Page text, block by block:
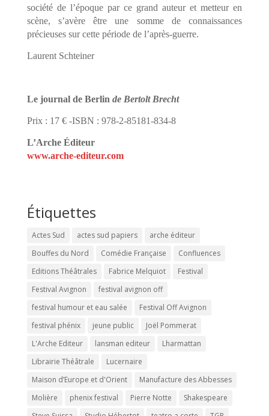
société de l’époque par ce grand auteur et metteur en
scène, s’avère être une somme de connaissances
précieuses sur cette période de l’après-guerre.
Laurent Schteiner
Le journal de Berlin de Bertolt Brecht
Prix : 17 € -ISBN : 978-2-85181-834-8
L’Arche Éditeur
www.arche-editeur.com
Étiquettes
Actes Sud actes sud papiers
arche éditeur
Bouffes du Nord
Comédie Française
Confluences
Editions Théâtrales
Fabrice Melquiot
Festival
Festival Avignon
festival avignon off
festival humour et eau salée
Festival Off Avignon
festival phénix
jeune public
Joël Pommerat
L'Arche Editeur
lansman editeur
Lharmattan
Librairie Théâtrale
Lucernaire
Maison d’Europe et d'Orient
Manufacture des Abbesses
Molière
phenix festival Pierre Notte
Shakespeare